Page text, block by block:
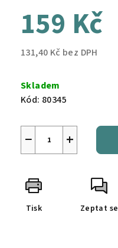
159 Kč
131,40 Kč bez DPH
cena:
Skladem
Kód: 80345
+
−
Tisk Zeptat se